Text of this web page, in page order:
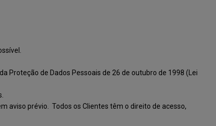
Proteção de Dados Pessoais de 26 de outubro de 1998 (Lei
aviso prévio. Todos os Clientes têm o direito de acesso,